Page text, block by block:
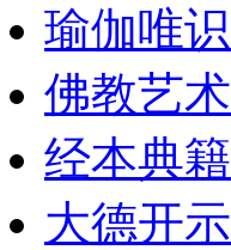
瑜伽唯识
佛教艺术
经本典籍
大德开示